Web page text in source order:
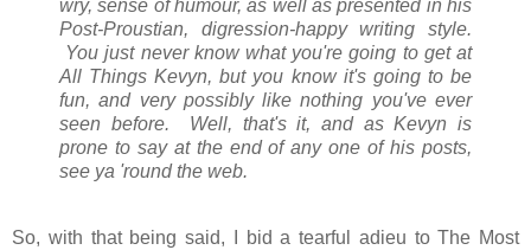
wry, sense of humour, as well as presented in his
Post-Proustian, digression-happy writing style.
You just never know what you're going to get at
All Things Kevyn, but you know it's going to be
fun, and very possibly like nothing you've ever
seen before. Well, that's it, and as Kevyn is
prone to say at the end of any one of his posts,
see ya 'round the web.
So, with that being said, I bid a tearful adieu to The Most